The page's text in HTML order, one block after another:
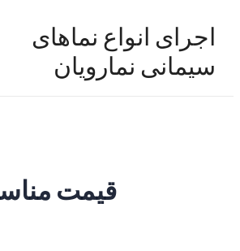
اجرای انواع نماهای
سیمانی نمارویان
قیمت